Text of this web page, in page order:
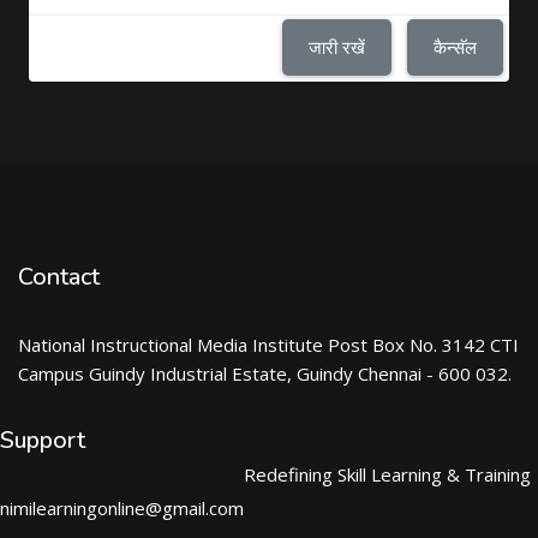
जारी रखें कैन्सॅल
Contact
National Instructional Media Institute Post Box No. 3142 CTI
Campus Guindy Industrial Estate, Guindy Chennai - 600 032.
Support
nimilearningonline@gmail.com
Redefining Skill Learning & Training